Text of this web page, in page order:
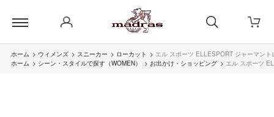
ホーム > ウィメンズ > スニーカー > ローカット > エル スポーツ ELLESPORT ジャーマン
ホーム > シーン・スタイルで探す（WOMEN） > お出かけ・ショッピング > エル スポーツ